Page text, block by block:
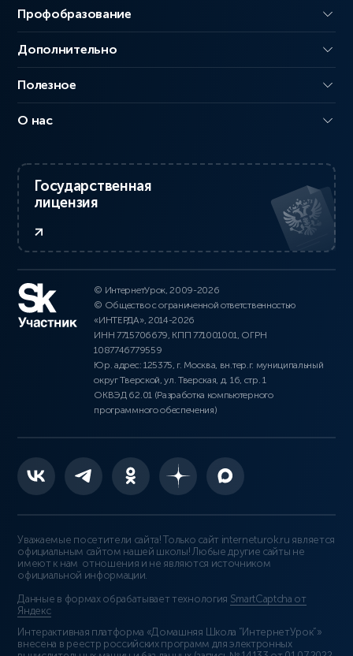
Профобразование
Дополнительно
Полезное
О нас
Государственная
лицензия
© ИнтернетУрок, 2009-2026
© Общество с ограниченной ответственностью
«ИНТЕРДА», 2014-2026
ИНН 7715706679, КПП 771001001, ОГРН
1087746779559
Юр. адрес: 125375, г. Москва, вн.тер.г. муниципальный
округ Тверской, ул. Тверская, д. 16, стр. 1
ОКВЭД 62.01 (Разработка компьютерного
программного обеспечения)
Уважаемые посетители сайта! Только сайт interneturok.ru является
официальным сайтом нашей школы! Любые другие сайты не
имеют к нам отношения и не являются источником
официальной информации.
Данные в формах обрабатывает технология SmartCaptcha от
Яндекс
Интерактивная платформа «Домашняя Школа “ИнтернетУрок”»
внесена в реестр российских программ для электронных